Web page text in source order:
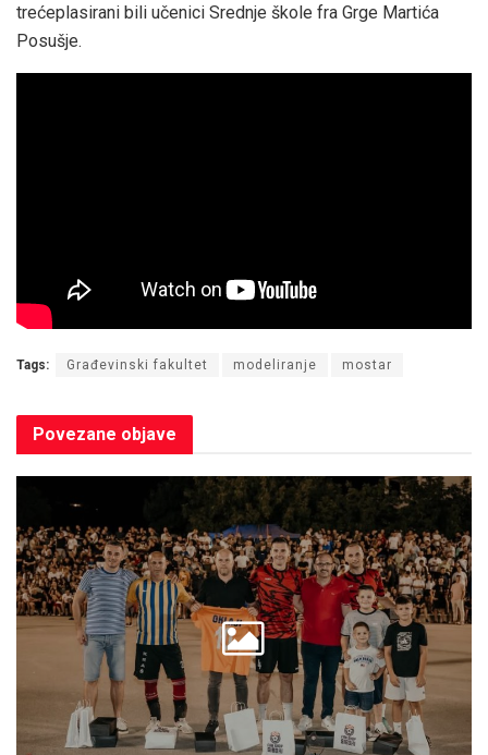
trećeplasirani bili učenici Srednje škole fra Grge Martića
Posušje.
Tags: Građevinski fakultet modeliranje mostar
Povezane objave